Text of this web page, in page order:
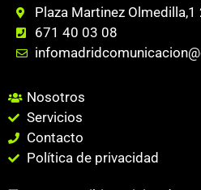
Plaza Martinez Olmedilla,1
671 40 03 08
Nosotros
Servicios
Contacto
Política de privacidad